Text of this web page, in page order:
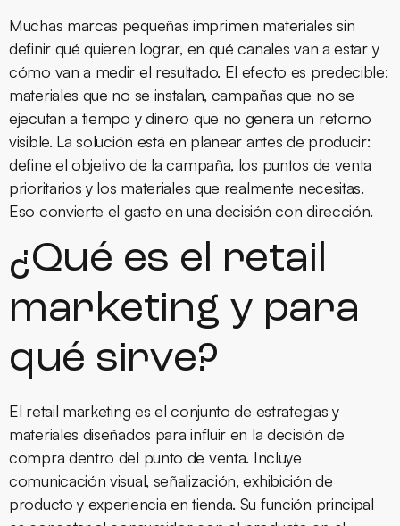
Muchas marcas pequeñas imprimen materiales sin
definir qué quieren lograr, en qué canales van a estar y
cómo van a medir el resultado. El efecto es predecible:
materiales que no se instalan, campañas que no se
ejecutan a tiempo y dinero que no genera un retorno
visible. La solución está en planear antes de producir:
define el objetivo de la campaña, los puntos de venta
prioritarios y los materiales que realmente necesitas.
Eso convierte el gasto en una decisión con dirección.
¿Qué es el retail
marketing y para
qué sirve?
El retail marketing es el conjunto de estrategias y
materiales diseñados para influir en la decisión de
compra dentro del punto de venta. Incluye
comunicación visual, señalización, exhibición de
producto y experiencia en tienda. Su función principal